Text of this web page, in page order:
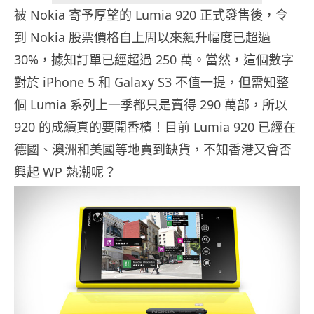
被 Nokia 寄予厚望的 Lumia 920 正式發售後，令
到 Nokia 股票價格自上周以來飆升幅度已超過
30%，據知訂單已經超過 250 萬。當然，這個數字
對於 iPhone 5 和 Galaxy S3 不值一提，但需知整
個 Lumia 系列上一季都只是賣得 290 萬部，所以
920 的成續真的要開香檳！目前 Lumia 920 已經在
德國、澳洲和美國等地賣到缺貨，不知香港又會否
興起 WP 熱潮呢？